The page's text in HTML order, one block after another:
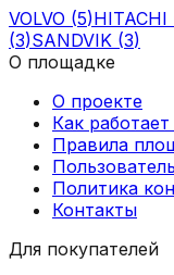
VOLVO (5)HITACHI
(3)SANDVIK (3)
О площадке
О проекте
Как
Правила
Политика
Контакты
Для покупателей